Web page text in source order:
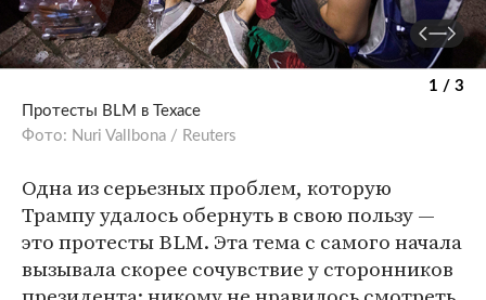
1 / 3
Протесты BLM в Техасе
Фото: Nuri Vallbona / Reuters
Одна из серьезных проблем, которую
Трампу удалось обернуть в свою пользу —
это протесты BLM. Эта тема с самого начала
вызывала скорее сочувствие у сторонников